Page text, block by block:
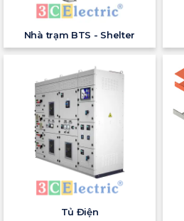
Nhà trạm BTS - Shelter
Tủ Điện